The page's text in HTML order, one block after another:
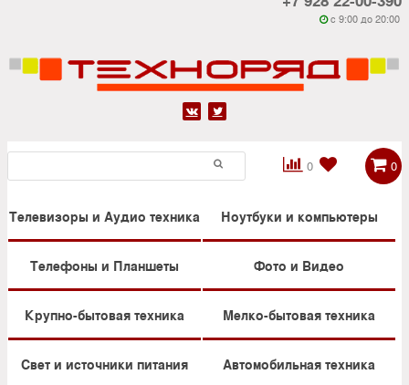
 c 9:00 до 20:00
 
0

 0
Телевизоры и Аудио техника Ноутбуки и компьютеры
Телефоны и Планшеты Фото и Видео
Крупно-бытовая техника Мелко-бытовая техника
Свет и источники питания Автомобильная техника